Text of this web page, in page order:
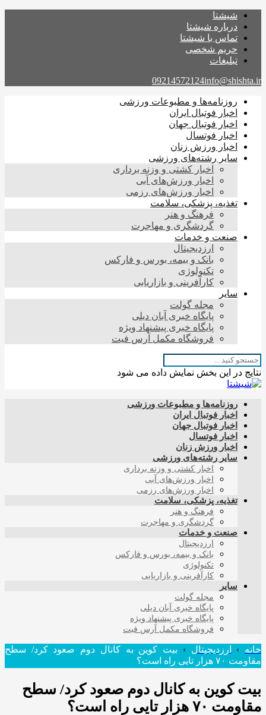
شیشتا
درباره شیشتا
تماس با شیشتا
حریم شخصی
تبلیغات
09214572124info@shishta.ir
روزنامه‌ها و مطبوعات ورزشی
اخبار فوتبال ایران
اخبار فوتبال جهان
اخبار فوتسال
اخبار ورزش زنان
سایر رشته‌های ورزشی
اخبار کشتی و وزنه برداری
اخبار ورزش‌های آبی
اخبار ورزش‌های رزمی
تغذیه، پزشکی، سلامت
فرهنگ و هنر
گردشگری و مهاجرت
صنعت و خدمات
ارزدیجیتال
بانک و بیمه، بورس و فارکس
تکنولوژی
کارآفرینی و بازاریابی
سایر
مجله گولت
پایگاه خبری آبان دیلی
پایگاه خبری پیشنهاد ویژه
فروشگاه مکمل آرس فیت
نتایج در این بخش نمایش داده می شود
روزنامه‌ها و مطبوعات ورزشی
اخبار فوتبال ایران
اخبار فوتبال جهان
اخبار فوتسال
اخبار ورزش زنان
سایر رشته‌های ورزشی
اخبار کشتی و وزنه برداری
اخبار ورزش‌های آبی
اخبار ورزش‌های رزمی
تغذیه، پزشکی، سلامت
فرهنگ و هنر
گردشگری و مهاجرت
صنعت و خدمات
ارزدیجیتال
بانک و بیمه، بورس و فارکس
تکنولوژی
کارآفرینی و بازاریابی
سایر
مجله گولت
پایگاه خبری آبان دیلی
پایگاه خبری پیشنهاد ویژه
فروشگاه مکمل آرس فیت
خانه › ارزدیجیتال › بیت کوین به کانال دوم صعود کرد/ سطح
مقاومت ۷۰ هزار تایی راه است؟
بیت کوین به کانال دوم صعود کرد/ سطح
مقاومت ۷۰ هزار تایی راه است؟